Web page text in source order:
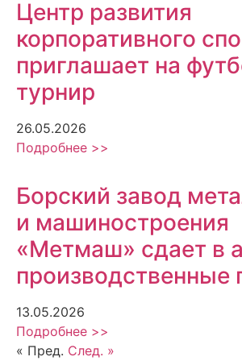
Центр развития
корпоративного
приглашает на
турнир
26.05.2026
Подробнее >>
Борский завод
и машиностроения
«Метмаш» сдает в
производственные
13.05.2026
Подробнее >>
« Пред. След. »